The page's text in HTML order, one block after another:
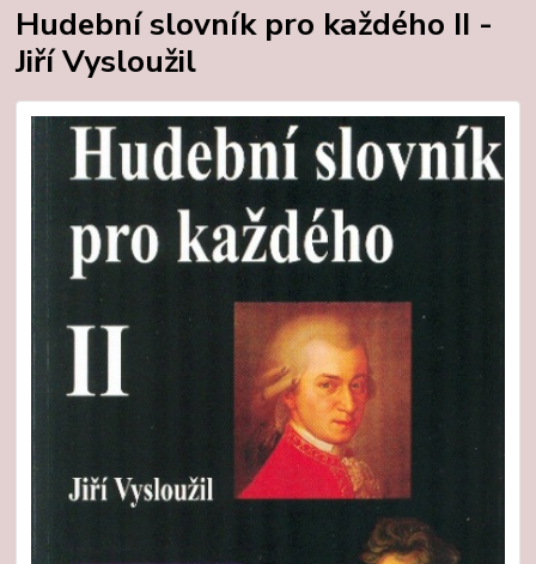
Hudební slovník pro každého II -
Jiří Vysloužil